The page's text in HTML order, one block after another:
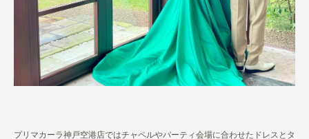
プリマカーラ神戸空港店ではチャペルやパーティ会場に合わせたドレスとタ